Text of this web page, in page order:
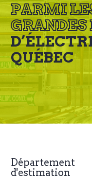
PARMI
GRANDES
QUÉBEC
Département
d'estimation